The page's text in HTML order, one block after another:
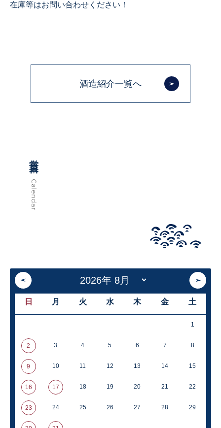
在庫等はお問い合わせください！
酒造紹介一覧へ
日 月 火 水 木 金 土
1
2 3 4 5 6 7 8
9 10 11 12 13 14 15
16 17 18 19 20 21 22
23 24 25 26 27 28 29